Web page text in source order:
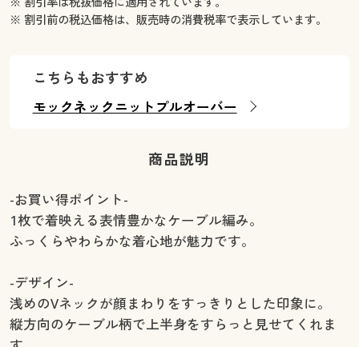
※ 割引前の税込価格は、販売時の消費税率で表示しています。
こちらもおすすめ
モックネックニットプルオーバー
商品説明
-お買い得ポイント-
1枚で着映える表情豊かなケーブル編み。
ふっくらやわらかな着心地が魅力です。
-デザイン-
浅めのVネックが顔まわりをすっきりとした印象に。
縦方向のケーブル柄で上半身をすらっと見せてくれま